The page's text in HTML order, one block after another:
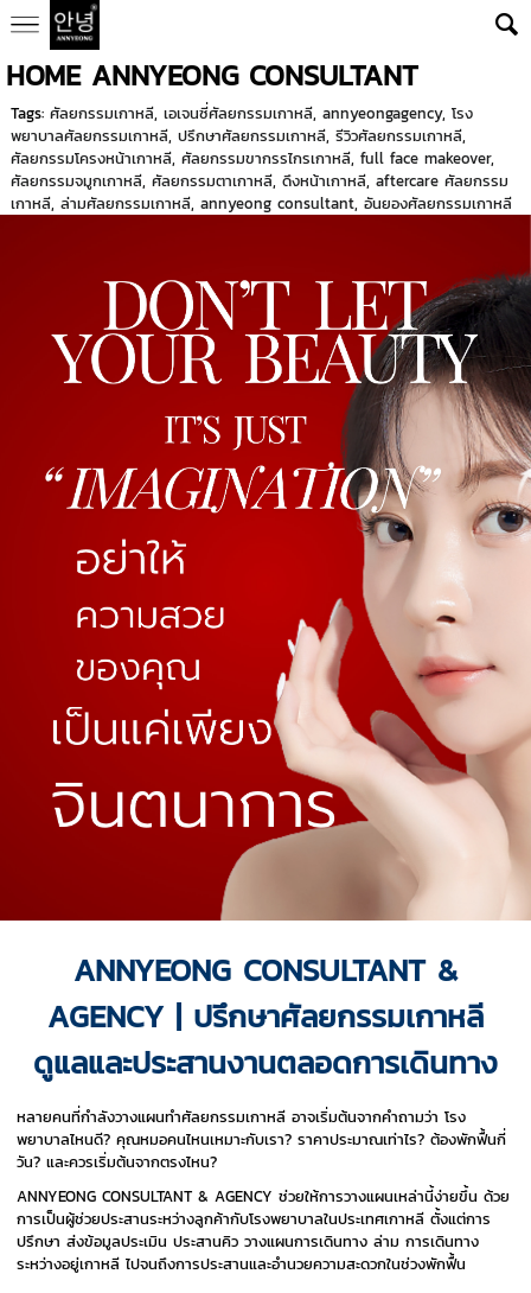
HOME ANNYEONG CONSULTANT
Tags: ศัลยกรรมเกาหลี, เอเจนซี่ศัลยกรรมเกาหลี, annyeongagency, โรง
พยาบาลศัลยกรรมเกาหลี, ปรึกษาศัลยกรรมเกาหลี, รีวิวศัลยกรรมเกาหลี,
ศัลยกรรมโครงหน้าเกาหลี, ศัลยกรรมขากรรไกรเกาหลี, full face makeover,
ศัลยกรรมจมูกเกาหลี, ศัลยกรรมตาเกาหลี, ดึงหน้าเกาหลี, aftercare ศัลยกรรม
เกาหลี, ล่ามศัลยกรรมเกาหลี, annyeong consultant, อันยองศัลยกรรมเกาหลี
ANNYEONG CONSULTANT &
AGENCY | ปรึกษาศัลยกรรมเกาหลี
ดูแลและประสานงานตลอดการเดินทาง
หลายคนที่กำลังวางแผนทำศัลยกรรมเกาหลี อาจเริ่มต้นจากคำถามว่า โรง
พยาบาลไหนดี? คุณหมอคนไหนเหมาะกับเรา? ราคาประมาณเท่าไร? ต้องพักฟื้นกี่
วัน? และควรเริ่มต้นจากตรงไหน?
ANNYEONG CONSULTANT & AGENCY ช่วยให้การวางแผนเหล่านี้ง่ายขึ้น ด้วย
การเป็นผู้ช่วยประสานระหว่างลูกค้ากับโรงพยาบาลในประเทศเกาหลี ตั้งแต่การ
ปรึกษา ส่งข้อมูลประเมิน ประสานคิว วางแผนการเดินทาง ล่าม การเดินทาง
ระหว่างอยู่เกาหลี ไปจนถึงการประสานและอำนวยความสะดวกในช่วงพักฟื้น